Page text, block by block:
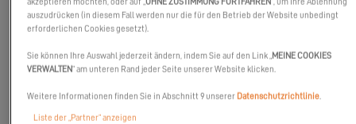
Diese Veranstaltung findet an den Kais des Hafens von Bandol
statt, wo die Excess 11 im Mittelpunkt stehen wird! Nutzen Sie
wiederzuentdecken.
Zögern Sie nicht, bei Interesse einen Termin zu vereinbaren,
unser Team würde sich sehr freuen, Sie kennenzulernen.
akzeptieren möchten, oder auf „OHNE ZUSTIMMUNG FORTFAHREN“, um Ihre Ablehnung
auszudrücken (in diesem Fall werden nur die für den Betrieb der Website unbedingt
erforderlichen Cookies gesetzt).
Sie können Ihre Auswahl jederzeit ändern, indem Sie auf den Link „MEINE COOKIES
VERWALTEN“ am unteren Rand jeder Seite unserer Website klicken.
Weitere Informationen finden Sie in Abschnitt 9 unserer Datenschutzrichtlinie.
Liste der „Partner“ anzeigen